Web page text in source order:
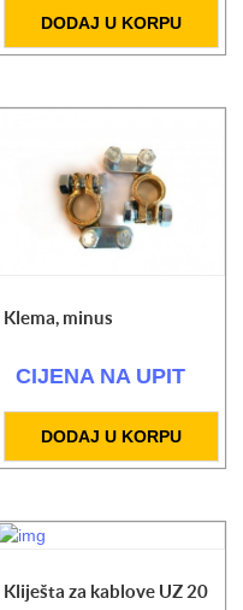
DODAJ U KORPU
Klema, minus
CIJENA NA UPIT
DODAJ U KORPU
Kliješta za kablove UZ 20